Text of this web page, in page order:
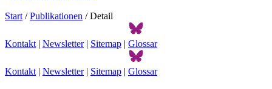
Start /Publikationen / Detail
Kontakt | Newsletter| Sitemap | Glossar
Kontakt | Newsletter| Sitemap | Glossar